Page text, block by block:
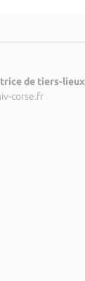
de tiers-lieux
corse.fr